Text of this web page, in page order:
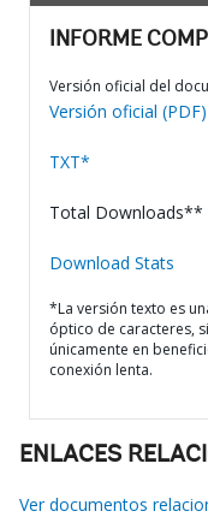
INFORME
Versión oficial del
Versión oficial (PDF)
TXT*
Total Downloads**
Download Stats
*La versión texto es
óptico de caracteres,
únicamente en
conexión lenta.
ENLACES
Ver documentos